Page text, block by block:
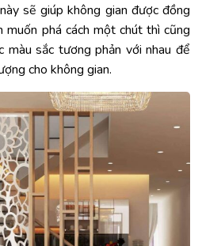
sẽ giúp không gian được đồng
muốn phá cách một chút thì cũng
màu sắc tương phản với nhau để
cho không gian.